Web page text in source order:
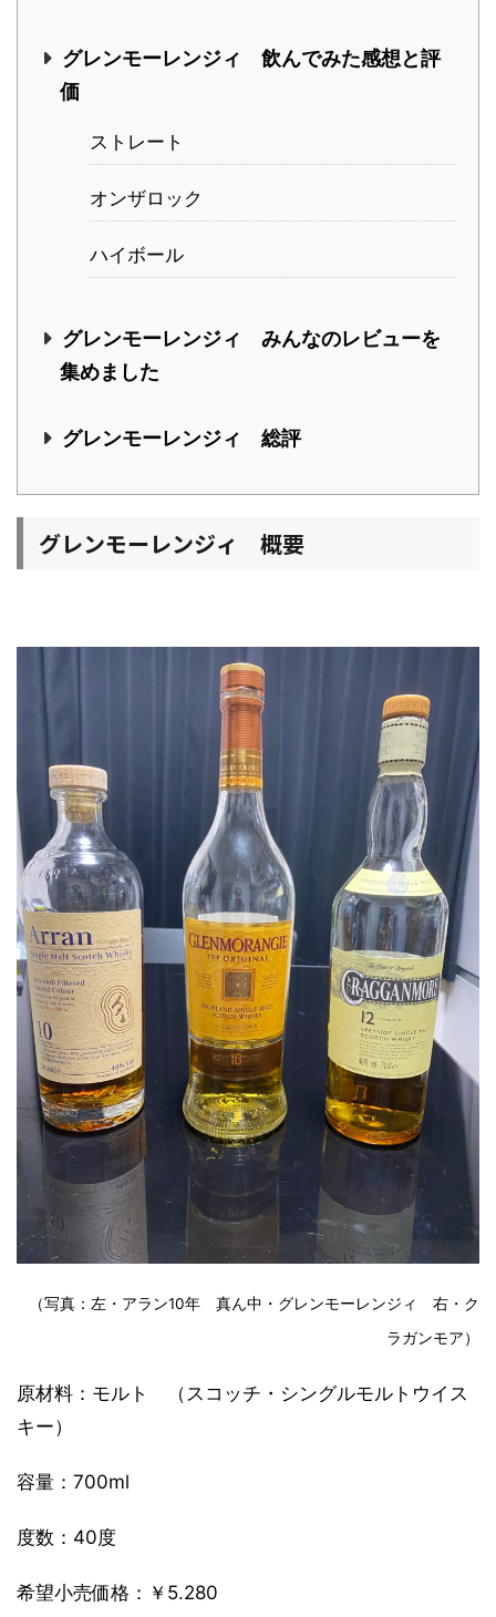
グレンモーレンジィ 飲んでみた感想と評
価
ストレート
オンザロック
ハイボール
グレンモーレンジィ みんなのレビューを
集めました
グレンモーレンジィ 総評
グレンモーレンジィ 概要
（写真：左・アラン10年 真ん中・グレンモーレンジィ 右・ク
ラガンモア）
原材料：モルト （スコッチ・シングルモルトウイス
キー）
容量：700ml
度数：40度
希望小売価格：￥5.280